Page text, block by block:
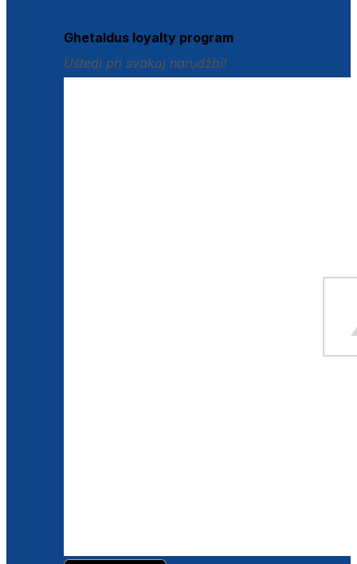
Ghetaldus loyalty program
Uštedi pri svakoj narudžbi!